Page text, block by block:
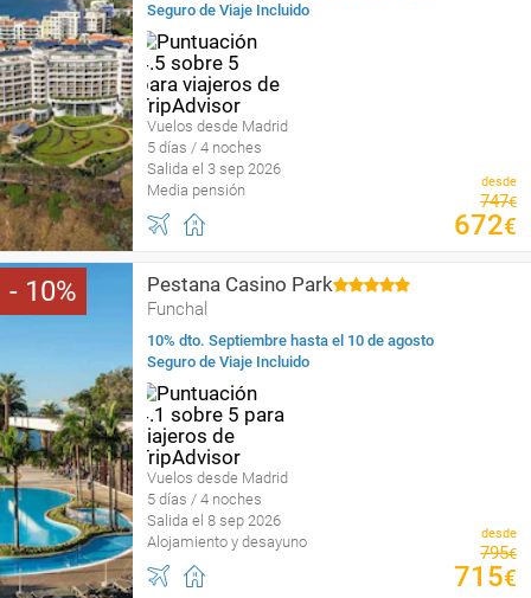
Seguro de Viaje Incluido
Vuelos desde Madrid
5 días / 4 noches
Salida el 3 sep 2026
Media pensión
desde
747€
672€
10 Pestana Casino Park
Funchal
10% dto. Septiembre hasta el 10 de agosto
Seguro de Viaje Incluido
Vuelos desde Madrid
5 días / 4 noches
Salida el 8 sep 2026
Alojamiento y desayuno
desde
795€
715€